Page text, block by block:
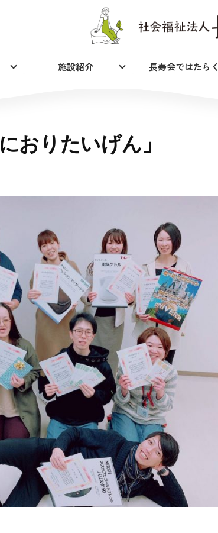
施設紹介 長寿会ではたらく
おりたいげん」